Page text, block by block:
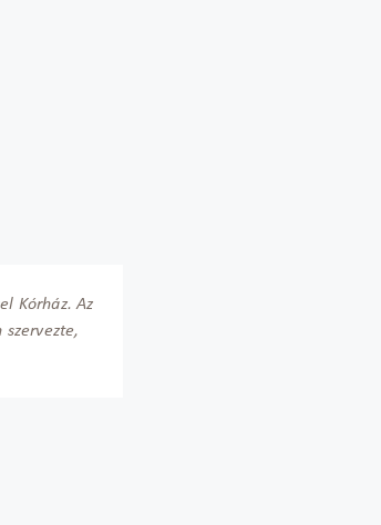
Kórház. Az
szervezte,